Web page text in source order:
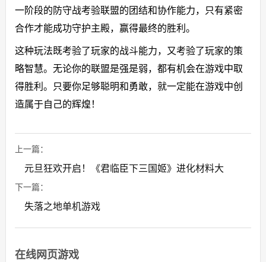
一阶段的防守战考验联盟的团结和协作能力，只有紧密
合作才能成功守护主殿，赢得最终的胜利。
这种玩法既考验了玩家的战斗能力，又考验了玩家的策
略智慧。无论你的联盟是强是弱，都有机会在游戏中取
得胜利。只要你足够聪明和勇敢，就一定能在游戏中创
造属于自己的辉煌！
上一篇：
元旦狂欢开启！《君临臣下三国姬》进化材料大
下一篇：
失落之地单机游戏
在线网页游戏